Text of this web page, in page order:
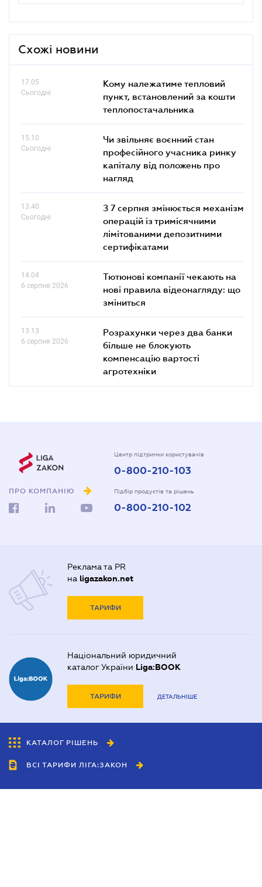
Схожі новини
17.05
Сьогодні
Кому належатиме тепловий
пункт, встановлений за кошти
теплопостачальника
15.10
Сьогодні
Чи звільняє воєнний стан
професійного учасника ринку
капіталу від положень про
нагляд
13.40
Сьогодні
З 7 серпня змінюється механізм
операцій із тримісячними
лімітованими депозитними
сертифікатами
14.04
6 серпня 2026
Тютюнові компанії чекають на
нові правила відеонагляду: що
зміниться
13.13
6 серпня 2026
Розрахунки через два банки
більше не блокують
компенсацію вартості
агротехніки
ПРО КОМПАНІЮ
Центр підтримки користувачів
0-800-210-103
Підбір продуктів та рішень
0-800-210-102
Реклама та PR
на ligazakon.net
ТАРИФИ
Національний юридичний
каталог України Liga:BOOK
ТАРИФИ ДЕТАЛЬНІШЕ
КАТАЛОГ РІШЕНЬ
ВСІ ТАРИФИ ЛІГА:ЗАКОН